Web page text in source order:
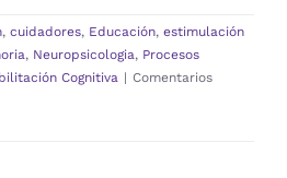
, cuidadores, Educación, estimulación
, Neuropsicologia, Procesos
Cognitiva | Comentarios